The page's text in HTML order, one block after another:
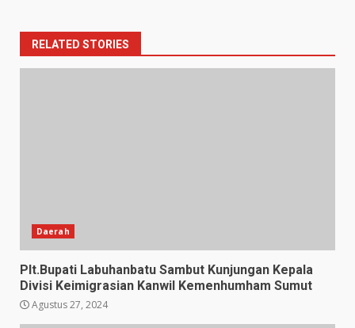
RELATED STORIES
Daerah
Plt.Bupati Labuhanbatu Sambut Kunjungan Kepala
Divisi Keimigrasian Kanwil Kemenhumham Sumut
Agustus 27, 2024